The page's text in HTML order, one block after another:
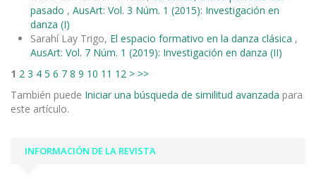
pasado , AusArt: Vol. 3 Núm. 1 (2015): Investigación en
danza (I)
Sarahí Lay Trigo, El espacio formativo en la danza clásica ,
AusArt: Vol. 7 Núm. 1 (2019): Investigación en danza (II)
1 2 3 4 5 6 7 8 9 10 11 12 > >>
También puede Iniciar una búsqueda de similitud avanzada para
este artículo.
INFORMACIÓN DE LA REVISTA